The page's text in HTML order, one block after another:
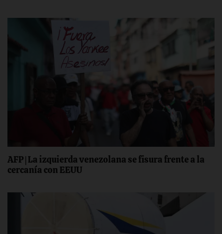
AFP | La izquierda venezolana se fisura frente a la
cercanía con EEUU